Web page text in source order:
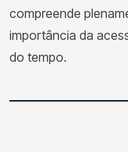
compreende
importância da
do tempo.